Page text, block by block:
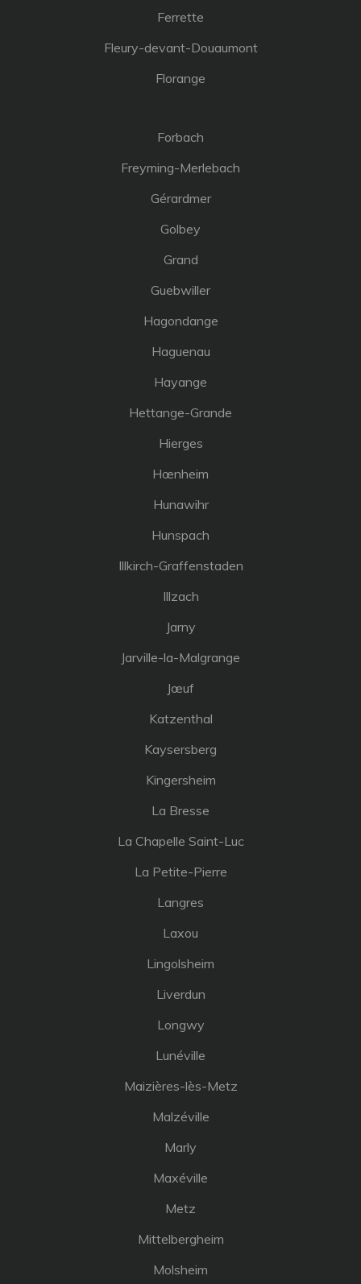
Ferrette
Fleury-devant-Douaumont
Florange
Forbach
Freyming-Merlebach
Gérardmer
Golbey
Grand
Guebwiller
Hagondange
Haguenau
Hayange
Hettange-Grande
Hierges
Hœnheim
Hunawihr
Hunspach
Illkirch-Graffenstaden
Illzach
Jarny
Jarville-la-Malgrange
Jœuf
Katzenthal
Kaysersberg
Kingersheim
La Bresse
La Chapelle Saint-Luc
La Petite-Pierre
Langres
Laxou
Lingolsheim
Liverdun
Longwy
Lunéville
Maizières-lès-Metz
Malzéville
Marly
Maxéville
Metz
Mittelbergheim
Molsheim